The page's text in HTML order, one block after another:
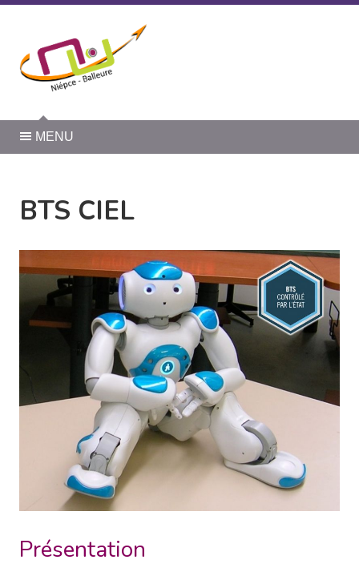
MENU
BTS CIEL
Présentation
Panneau de gestion des cookies